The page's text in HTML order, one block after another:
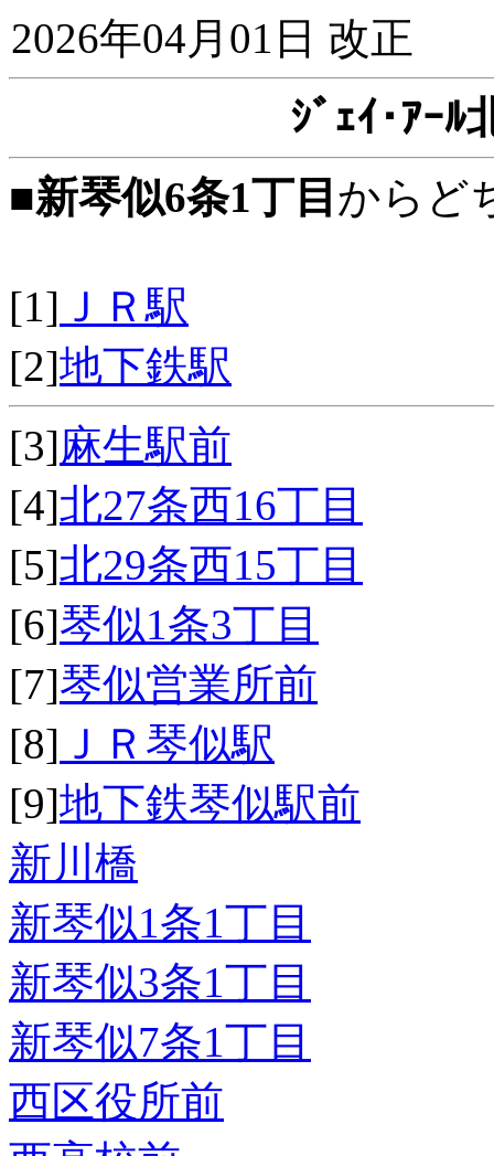
2026年04月01日 改正
ｼﾞｪｲ･ｱｰﾙ
■新琴似6条1丁目 からど
[1] ＪＲ駅
[2]地下鉄駅
[3]麻生駅前
[4]北27条西16丁目
[5]北29条西15丁目
[6]琴似1条3丁目
[7]琴似営業所前
[8] ＪＲ琴似駅
[9]地下鉄琴似駅前
新川橋
新琴似1条1丁目
新琴似3条1丁目
新琴似7条1丁目
西区役所前